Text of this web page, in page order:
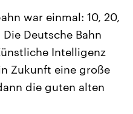
USA
Aktuelle Beiträge,
Hintergründe
Wirtschaftlich und
war einmal: 10, 20,
Deutsche Bahn
Intelligenz
Zukunft eine große
die guten alten